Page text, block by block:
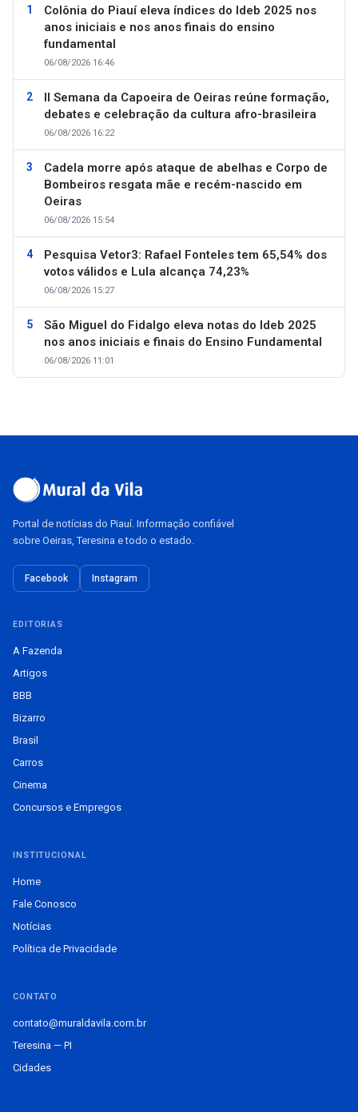
Colônia do Piauí eleva índices do Ideb 2025 nos
anos iniciais e nos anos finais do ensino
fundamental
06/08/2026 16:46
II Semana da Capoeira de Oeiras reúne formação,
debates e celebração da cultura afro-brasileira
06/08/2026 16:22
Cadela morre após ataque de abelhas e Corpo de
Bombeiros resgata mãe e recém-nascido em
Oeiras
06/08/2026 15:54
Pesquisa Vetor3: Rafael Fonteles tem 65,54% dos
votos válidos e Lula alcança 74,23%
06/08/2026 15:27
São Miguel do Fidalgo eleva notas do Ideb 2025
nos anos iniciais e finais do Ensino Fundamental
06/08/2026 11:01
Portal de notícias do Piauí. Informação confiável
sobre Oeiras, Teresina e todo o estado.
Facebook Instagram
EDITORIAS
A Fazenda
Artigos
BBB
Bizarro
Brasil
Carros
Cinema
Concursos e Empregos
INSTITUCIONAL
Home
Fale Conosco
Notícias
Política de Privacidade
CONTATO
contato@muraldavila.com.br
Teresina — PI
Cidades